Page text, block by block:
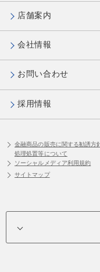
店舗案内
会社情報
お問い合わせ
採用情報
金融商品の販売に関する勧誘方
処理処置等について
ソーシャルメディア利用規約
サイトマップ